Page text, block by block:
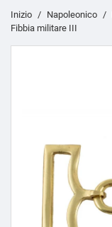
Inizio Napoleonico
Fibbia militare III